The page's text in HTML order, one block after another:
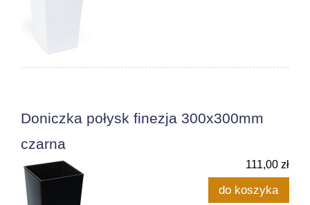
Doniczka połysk finezja 300x300mm
czarna
111,00 zł
do koszyka